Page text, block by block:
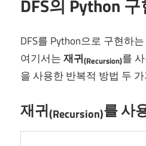
DFS의 Python 구
DFS를 Python으로 구현하
여기서는재귀(Recursion)를
을 사용한 반복적 방법 두
재귀(Recursion)를 사